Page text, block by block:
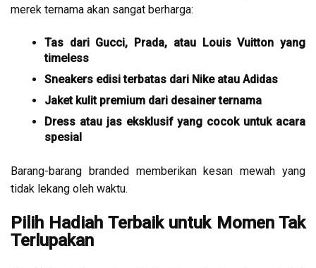
merek ternama akan sangat berharga:
Tas dari Gucci, Prada, atau Louis Vuitton yang
timeless
Sneakers edisi terbatas dari Nike atau Adidas
Jaket kulit premium dari desainer ternama
Dress atau jas eksklusif yang cocok untuk acara
spesial
Barang-barang branded memberikan kesan mewah yang
tidak lekang oleh waktu.
Pilih Hadiah Terbaik untuk Momen Tak
Terlupakan